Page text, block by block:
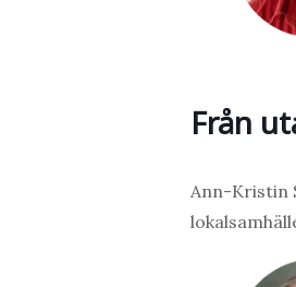
Från
Ann-Kristin